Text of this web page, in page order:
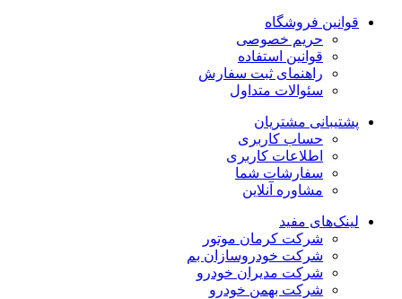
قوانین فروشگاه
حریم خصوصی
قوانین استفاده
راهنمای ثبت سفارش
سئوالات متداول
پشتیبانی مشتریان
حساب کاربری
اطلاعات کاربری
سفارشات شما
مشاوره آنلاین
لینک‌های مفید
شرکت کرمان موتور
شرکت خودروسازان بم
شرکت مدیران خودرو
شرکت بهمن خودرو